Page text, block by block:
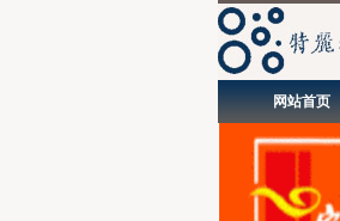
网站首页